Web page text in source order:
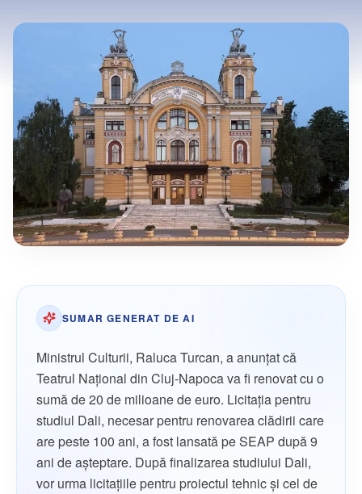
SUMAR GENERAT DE AI
Ministrul Culturii, Raluca Turcan, a anunțat că
Teatrul Național din Cluj-Napoca va fi renovat cu o
sumă de 20 de milioane de euro. Licitația pentru
studiul Dali, necesar pentru renovarea clădirii care
are peste 100 ani, a fost lansată pe SEAP după 9
ani de aşteptare. După finalizarea studiului Dali,
vor urma licitațiile pentru proiectul tehnic și cel de